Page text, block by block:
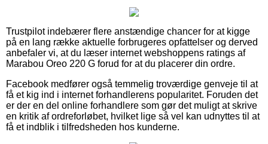
Trustpilot indebærer flere anstændige chancer for at kigge
på en lang række aktuelle forbrugeres opfattelser og derved
anbefaler vi, at du læser internet webshoppens ratings af
Marabou Oreo 220 G forud for at du placerer din ordre.
Facebook medfører også temmelig troværdige genveje til at
få et kig ind i internet forhandlerens popularitet. Foruden det
er der en del online forhandlere som gør det muligt at skrive
en kritik af ordreforløbet, hvilket lige så vel kan udnyttes til at
få et indblik i tilfredsheden hos kunderne.